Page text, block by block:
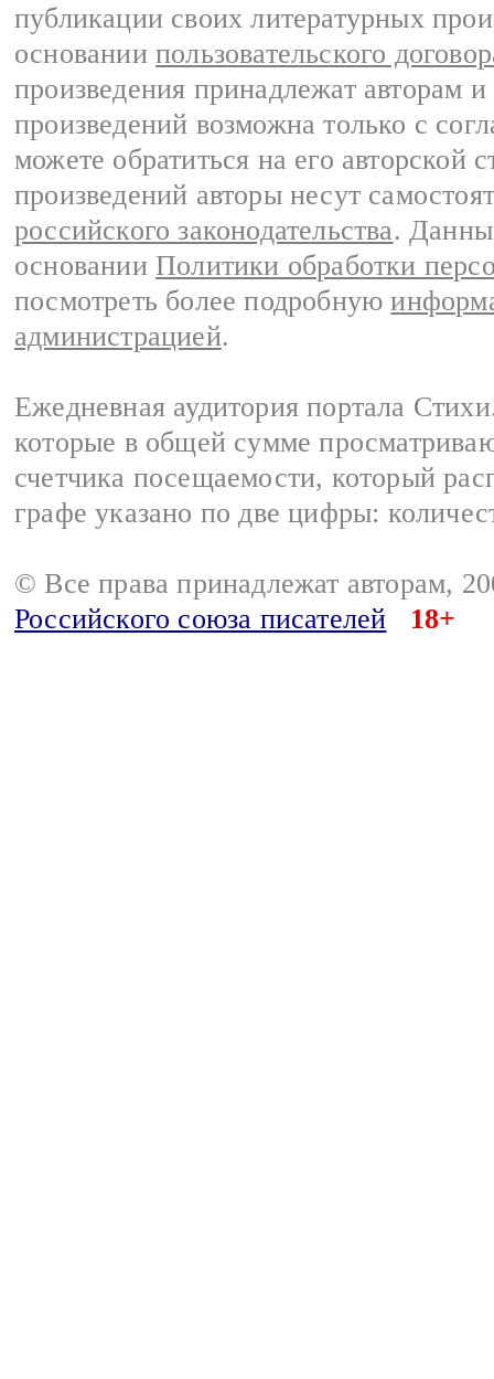
публикации своих литературных
основании пользовательского
произведения принадлежат авторам
произведений возможна только с
можете обратиться на его авторской
произведений авторы несут
российского законодательства.
основании Политики обработки
посмотреть более подробную
администрацией.
Ежедневная аудитория портала
которые в общей сумме
счетчика посещаемости, который
графе указано по две цифры:
© Все права принадлежат авторам,
Российского союза писателей
18+